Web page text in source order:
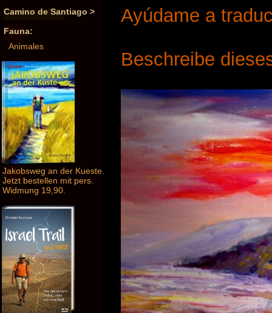
Camino de Santiago >
Fauna:
Animales
Jakobsweg an der Kueste.
Jetzt bestellen mit pers.
Widmung 19,90.
Ayúdame a
Beschreibe